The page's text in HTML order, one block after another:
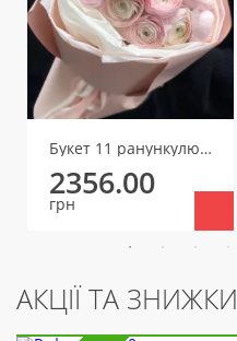
Букет 11 ранункулюсів
2356.00
грн
АКЦІЇ ТА ЗНИЖКИ